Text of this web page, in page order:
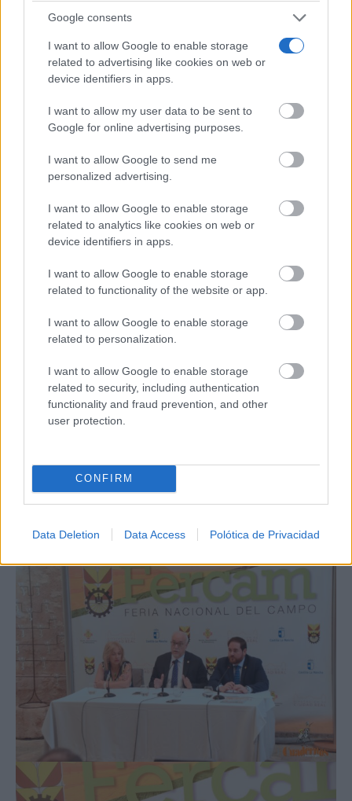
Google consents
I want to allow Google to enable storage
related to advertising like cookies on web or
device identifiers in apps.
I want to allow my user data to be sent to
Google for online advertising purposes.
I want to allow Google to send me
personalized advertising.
I want to allow Google to enable storage
related to analytics like cookies on web or
device identifiers in apps.
I want to allow Google to enable storage
related to functionality of the website or app.
I want to allow Google to enable storage
related to personalization.
I want to allow Google to enable storage
related to security, including authentication
functionality and fraud prevention, and other
user protection.
CONFIRM
Data Deletion Data Access Polótica de Privacidad
Pablo Camacho, que ha recordado que toda la
programación se puede consultar en laweb
de
Fercam, ha concluido su intervención trasladando su
agradecimiento a expositores, organizaciones
financieras y empresas colaboradoras por confiar en
el “enorme potencial” de Fercam. Un agradecimiento
que ha hecho extensivo al personal del Ayuntamiento
de Manzanares por su “esfuerzo incansable” y a los
medios de comunicación por su “labor
imprescindible”.